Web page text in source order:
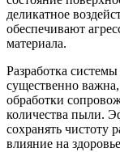
деликатное
обеспечивают
материала.
Разработка
существенно
обработки
количества пыли.
сохранять чистоту
влияние на